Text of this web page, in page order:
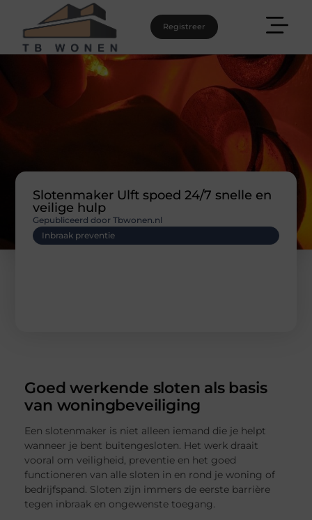
Registreer
Slotenmaker Ulft spoed 24/7 snelle en
veilige hulp
Inbraak preventie
Gepubliceerd door Tbwonen.nl
Goed werkende sloten als basis
van woningbeveiliging
Een slotenmaker is niet alleen iemand die je helpt
wanneer je bent buitengesloten. Het werk draait
vooral om veiligheid, preventie en het goed
functioneren van alle sloten in en rond je woning of
bedrijfspand. Sloten zijn immers de eerste barrière
tegen inbraak en ongewenste toegang.